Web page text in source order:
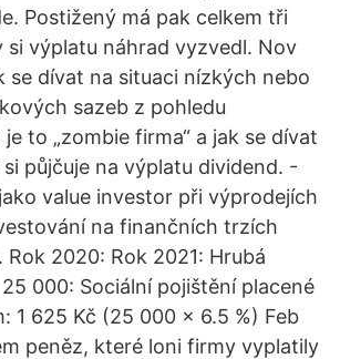
Postižený má pak celkem tři
si výplatu náhrad vyzvedl. Nov
se dívat na situaci nízkých nebo
sazeb z pohledu
to „zombie firma“ a jak se dívat
půjčuje na výplatu dividend. -
value investor při výprodejích
na finančních trzích
Rok 2020: Rok 2021: Hrubá
000: Sociální pojištění placené
1 625 Kč (25 000 x 6.5 %) Feb
peněz, které loni firmy vyplatily